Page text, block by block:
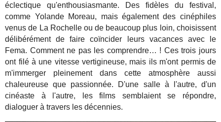
éclectique qu'enthousiasmante. Des fidèles du festival,
comme Yolande Moreau, mais également des cinéphiles
venus de La Rochelle ou de beaucoup plus loin, choisissent
délibérément de faire coïncider leurs vacances avec le
Fema. Comment ne pas les comprendre… ! Ces trois jours
ont filé à une vitesse vertigineuse, mais ils m'ont permis de
m'immerger pleinement dans cette atmosphère aussi
chaleureuse que passionnée. D'une salle à l'autre, d'un
cinéaste à l'autre, les films semblaient se répondre,
dialoguer à travers les décennies.